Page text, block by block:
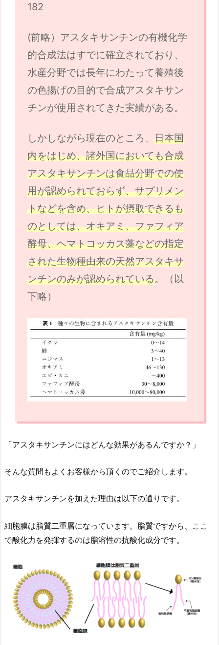
182
(前略）アスタキサンチンの有機化学
的合成法はすでに確立されており、
水産分野では長年にわたって養殖後
の色揚げの目的で合成アスタキサン
チンが使用されてきた実績がある。
しかしながら現在のところ、 日本国
内をはじめ、諸外国においても合成
アスタキサンチンは食品分野での使
用が認められておらず、サプリメン
トなどを含め、ヒトが摂取できるも
のとしては、オキアミ、ファフィア
酵母、ヘマトコッカス藻などの指定
された生物種由来の天然アスタキサ
ンチンのみが認められている。（以
下略）
「アスタキサンチンにはどんな効果があるんですか？」
そんな質問もよくお客様から頂くのでご紹介します。
アスタキサンチンを加えた理由は以下の通りです。
細胞膜は脂質二重層になっています。脂質ですから、ここ
で酸化力を発揮するのは脂溶性の抗酸化成分です。